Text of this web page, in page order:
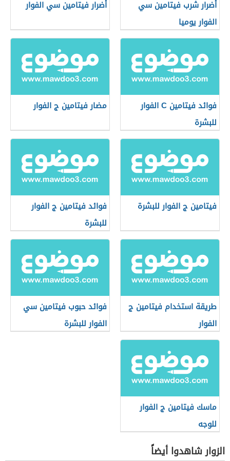
أضرار شرب فيتامين سي
الفوار يوميا
أضرار فيتامين سي الفوار
فوائد فيتامين C الفوار
للبشرة
مضار فيتامين ج الفوار
فيتامين ج الفوار للبشرة
فوائد فيتامين ج الفوار
للبشرة
طريقة استخدام فيتامين ج
الفوار
فوائد حبوب فيتامين سي
الفوار للبشرة
ماسك فيتامين ج الفوار
للوجه
الزوار شاهدوا أيضاً